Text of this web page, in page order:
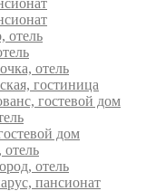
отель
отель
гостиница
гостевой дом
дом
отель
отель
пансионат